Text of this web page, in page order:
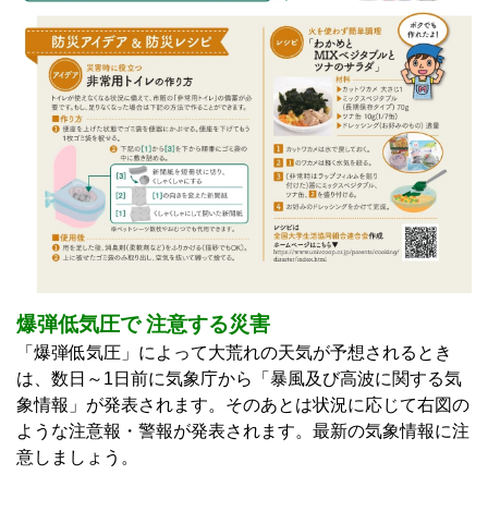
爆弾低気圧で 注意する災害
「爆弾低気圧」によって大荒れの天気が予想されるとき
は、数日～1日前に気象庁から「暴風及び高波に関する気
象情報」が発表されます。そのあとは状況に応じて右図の
ような注意報・警報が発表されます。最新の気象情報に注
意しましょう。